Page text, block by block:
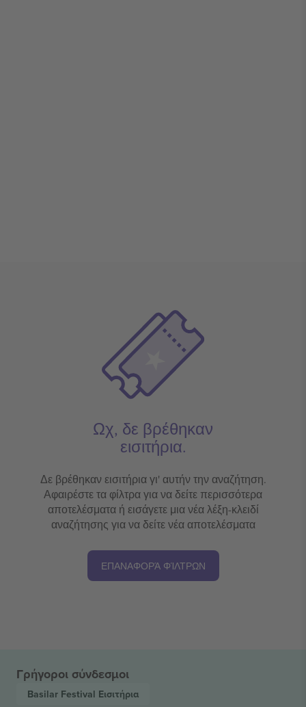
Ωχ, δε βρέθηκαν
εισιτήρια.
Δε βρέθηκαν εισιτήρια γι' αυτήν την αναζήτηση.
Αφαιρέστε τα φίλτρα για να δείτε περισσότερα
αποτελέσματα ή εισάγετε μια νέα λέξη-κλειδί
αναζήτησης για να δείτε νέα αποτελέσματα
ΕΠΑΝΑΦΟΡΆ ΦΊΛΤΡΩΝ
Γρήγοροι σύνδεσμοι
Basilar Festival Εισιτήρια